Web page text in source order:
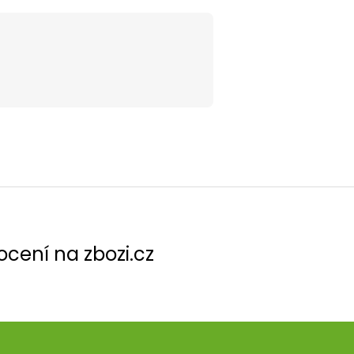
na zbozi.cz